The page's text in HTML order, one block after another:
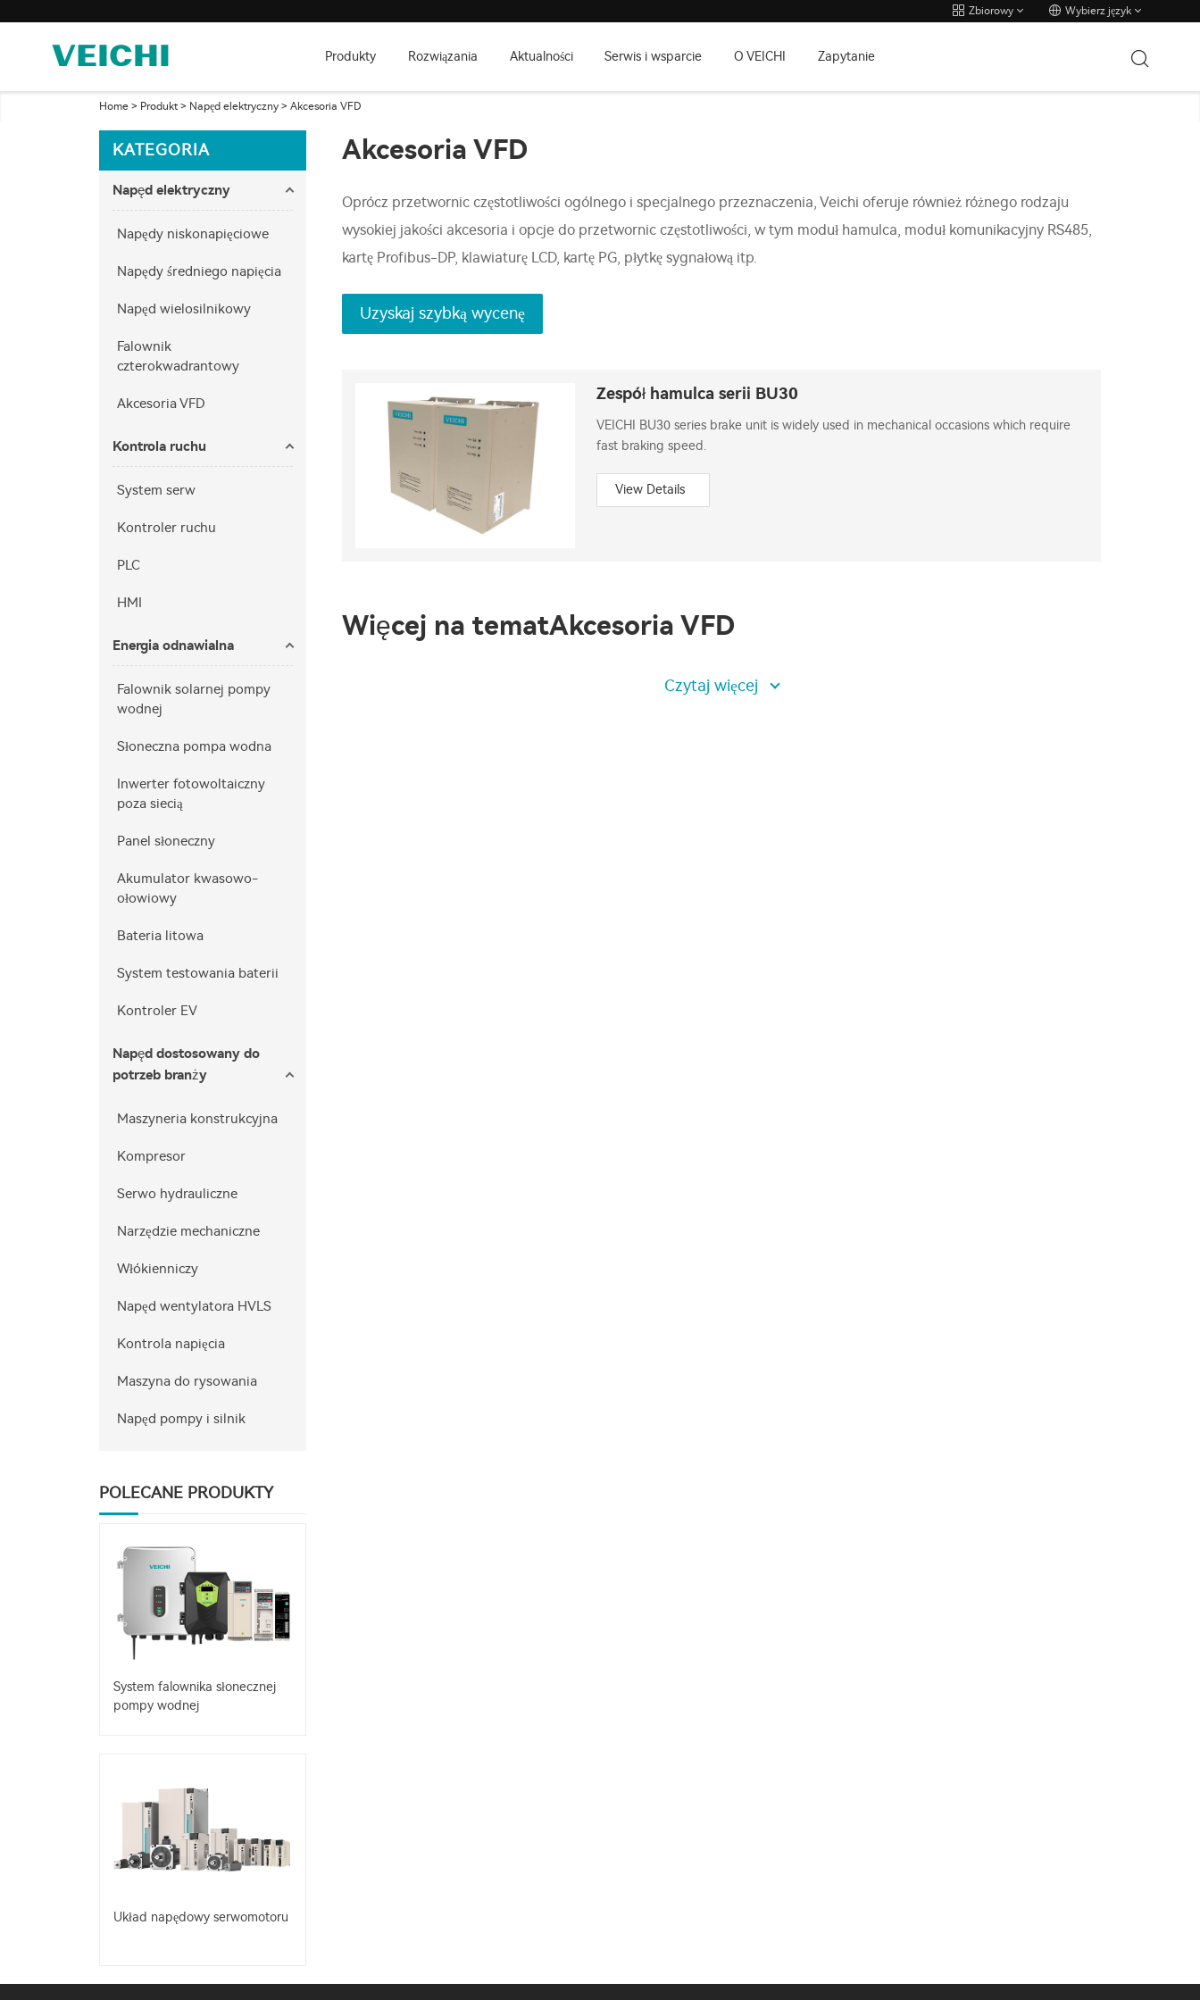
Zbiorowy Wybierz język
Produkty Rozwiązania Aktualności Serwis i wsparcie O VEICHI Zapytanie
Home > Produkt> Napęd elektryczny >Akcesoria VFD
KATEGORIA
Napęd elektryczny
Napędy niskonapięciowe
Napędy średniego napięcia
Napęd wielosilnikowy
Falownik
czterokwadrantowy
Akcesoria VFD
Kontrola ruchu
System serw
Kontroler ruchu
PLC
HMI
Energia odnawialna
Falownik solarnej pompy
wodnej
Słoneczna pompa wodna
Inwerter fotowoltaiczny
poza siecią
Panel słoneczny
Akumulator kwasowo-
ołowiowy
Bateria litowa
System testowania baterii
Kontroler EV
Napęd dostosowany do
potrzeb branży
Maszyneria konstrukcyjna
Kompresor
Serwo hydrauliczne
Narzędzie mechaniczne
Włókienniczy
Napęd wentylatora HVLS
Kontrola napięcia
Maszyna do rysowania
Napęd pompy i silnik
POLECANE PRODUKTY
System falownika słonecznej
pompy wodnej
Układ napędowy serwomotoru
Akcesoria VFD
Oprócz przetwornic częstotliwości ogólnego i specjalnego przeznaczenia, Veichi oferuje również różnego rodzaju
wysokiej jakości akcesoria i opcje do przetwornic częstotliwości, w tym moduł hamulca, moduł komunikacyjny RS485,
kartę Profibus-DP, klawiaturę LCD, kartę PG, płytkę sygnałową itp.
Uzyskaj szybką wycenę
Zespół hamulca serii BU30
VEICHI BU30 series brake unit is widely used in mechanical occasions which require
fast braking speed.
View Details
Więcej na tematAkcesoria VFD
Czytaj więcej